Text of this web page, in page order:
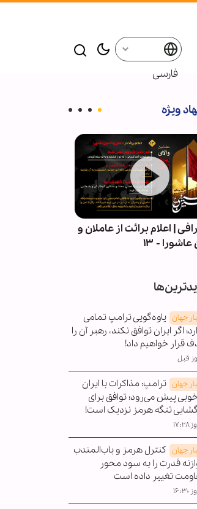
فارسی
ویژه
| اعلام برائت از عاملان و
- ۱۳
جهان یاوه‌گویی ترامپ تمامی
اگر ایران توافق نکند، رهبر آن را
قرار خواهیم داد!
جهان ترامپ: مذاکرات با ایران
پیش می‌رود؛ توافق برای
تنگه هرمز نزدیک است!
جهان کنترل هرمز و باب‌المندب
قدرت را به سود محور
تغییر داده است